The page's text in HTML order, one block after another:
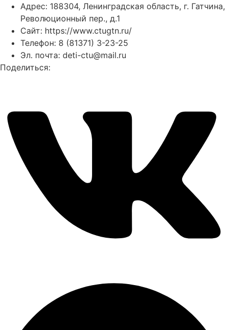
Адрес: 188304, Ленинградская область, г. Гатчина,
Революционный пер., д.1
Сайт: https://www.ctugtn.ru/
Телефон: 8 (81371) 3-23-25
Эл. почта: deti-ctu@mail.ru
Поделиться: